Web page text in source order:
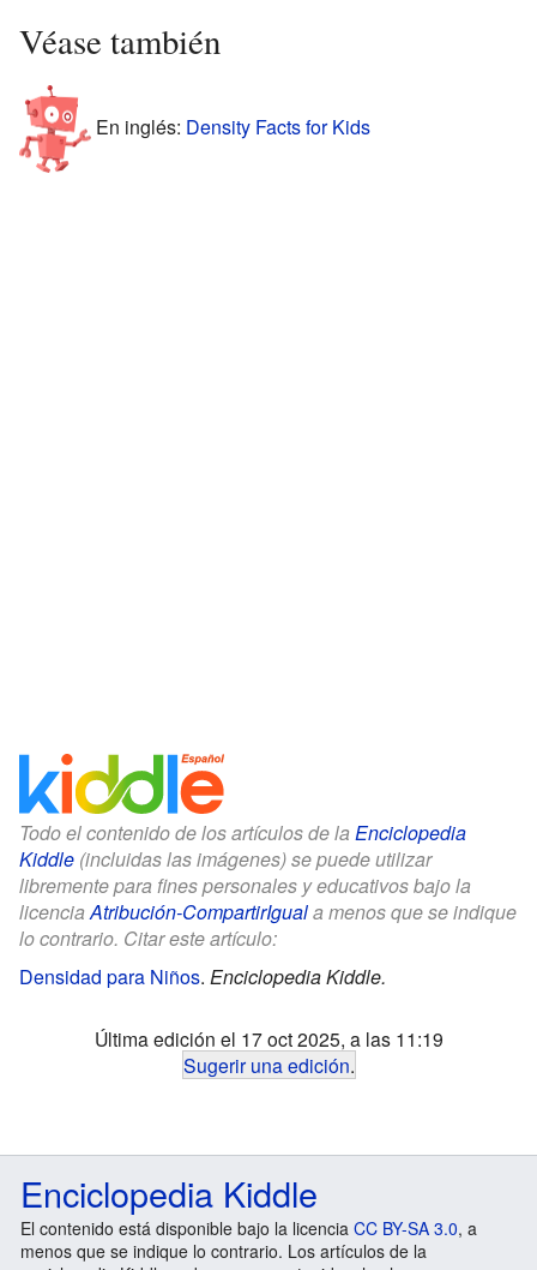
Véase también
En inglés: Density Facts for Kids
Todo el contenido de los artículos de la Enciclopedia
Kiddle (incluidas las imágenes) se puede utilizar
libremente para fines personales y educativos bajo la
licenciaAtribución-CompartirIguala menos que se indique
lo contrario. Citar este artículo:
Densidad para Niños. Enciclopedia Kiddle.
Última edición el 17 oct 2025, a las 11:19
Sugerir una edición.
Enciclopedia Kiddle
El contenido está disponible bajo la licencia CC BY-SA 3.0, a
menos que se indique lo contrario. Los artículos de la